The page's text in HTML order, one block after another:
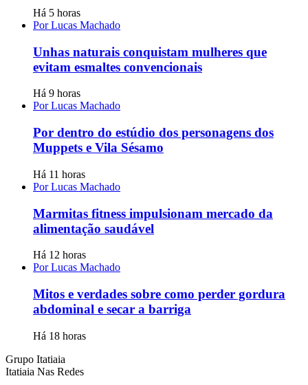
Há 5 horas
Por Lucas Machado
Unhas naturais conquistam mulheres que
evitam esmaltes convencionais
Há 9 horas
Por Lucas Machado
Por dentro do estúdio dos personagens dos
Muppets e Vila Sésamo
Há 11 horas
Por Lucas Machado
Marmitas fitness impulsionam mercado da
alimentação saudável
Há 12 horas
Por Lucas Machado
Mitos e verdades sobre como perder gordura
abdominal e secar a barriga
Há 18 horas
Grupo Itatiaia
Itatiaia Nas Redes